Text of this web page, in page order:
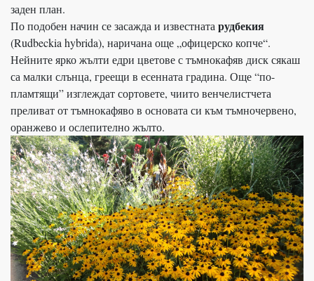
заден план.
По подобен начин се засажда и известната рудбекия
(Rudbeckia hybrida), наричана още „офицерско копче“.
Нейните ярко жълти едри цветове с тъмнокафяв диск сякаш
са малки слънца, греещи в есенната градина. Още “по-
пламтящи” изглеждат сортовете, чиито венчелистчета
преливат от тъмнокафяво в основата си към тъмночервено,
оранжево и ослепително жълто.